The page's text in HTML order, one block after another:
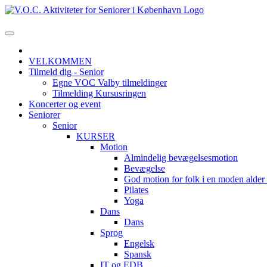
VELKOMMEN
Tilmeld dig - Senior
Egne VOC Valby tilmeldinger
Tilmelding Kursusringen
Koncerter og event
Seniorer
Senior
KURSER
Motion
Almindelig bevægelsesmotion
Bevægelse
God motion for folk i en moden
Pilates
Yoga
Dans
Dans
Sprog
Engelsk
Spansk
IT og EDB